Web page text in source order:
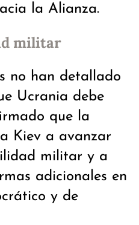
la Alianza.
militar
no han detallado
Ucrania debe
que la
Kiev a avanzar
militar y a
adicionales en
y de